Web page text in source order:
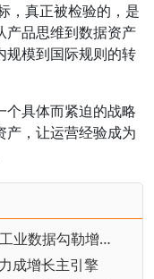
，真正被检验的，是
产品思维到数据资产
规模到国际规则的转
个具体而紧迫的战略
产，让运营经验成为
▪ 机器人、AI、新能源齐发力 10月工业数据勾勒增长新图景
成增长主引擎